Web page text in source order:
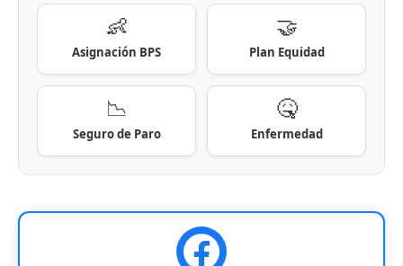
👶
Asignación BPS
🤝
Plan Equidad
📉
Seguro de Paro
🤒
Enfermedad